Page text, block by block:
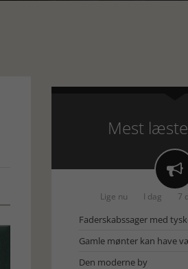
Mest

Lige nu I dag 7
Faderskabssager med
Gamle mønter kan have
Den moderne by